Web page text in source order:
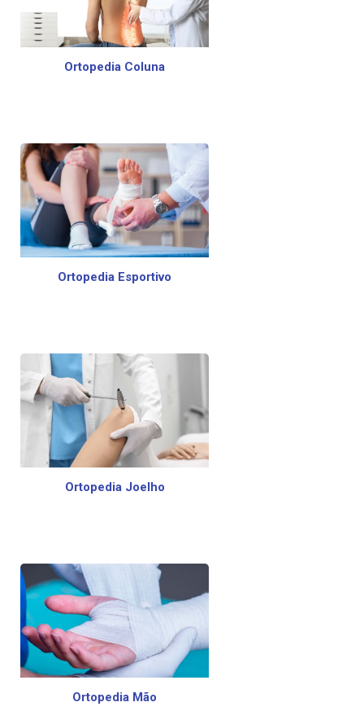
Ortopedia Coluna
Ortopedia Esportivo
Ortopedia Joelho
Ortopedia Mão